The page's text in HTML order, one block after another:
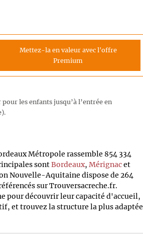
Mettez-la en valeur avec l'offre
Premium
les enfants jusqu’à l’entrée en
Métropole rassemble 854 334
sontBordeaux, Mérignacet
Nouvelle-Aquitaine dispose de 264
sur Trouversacreche.fr.
pour découvrir leur capacité d'accueil,
et trouvez la structure la plus adaptée